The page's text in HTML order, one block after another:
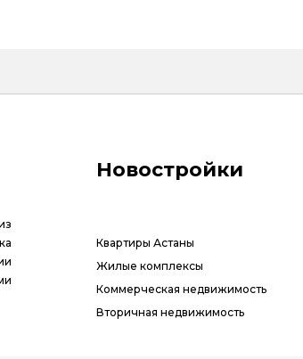
Новостройки
Квартиры Астаны
Жилые комплексы
Коммерческая недвижимость
Вторичная недвижимость